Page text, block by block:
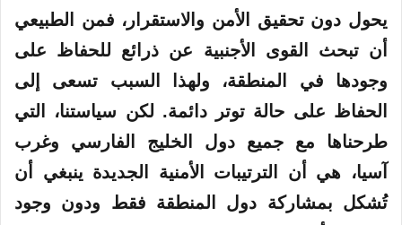
يحول دون تحقيق الأمن والاستقرار، فمن الطبيعي
أن تبحث القوى الأجنبية عن ذرائع للحفاظ على
وجودها في المنطقة، ولهذا السبب تسعى إلى
الحفاظ على حالة توتر دائمة. لكن سياستنا، التي
طرحناها مع جميع دول الخليج الفارسي وغرب
آسيا، هي أن الترتيبات الأمنية الجديدة ينبغي أن
تُشكل بمشاركة دول المنطقة فقط ودون وجود